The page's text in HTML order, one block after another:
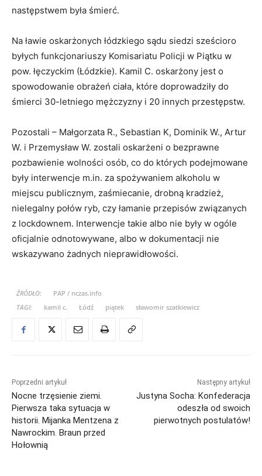
następstwem była śmierć.
Na ławie oskarżonych łódzkiego sądu siedzi sześcioro
byłych funkcjonariuszy Komisariatu Policji w Piątku w
pow. łęczyckim (Łódzkie). Kamil C. oskarżony jest o
spowodowanie obrażeń ciała, które doprowadziły do
śmierci 30-letniego mężczyzny i 20 innych przestępstw.
Pozostali – Małgorzata R., Sebastian K, Dominik W., Artur
W. i Przemysław W. zostali oskarżeni o bezprawne
pozbawienie wolności osób, co do których podejmowane
były interwencje m.in. za spożywaniem alkoholu w
miejscu publicznym, zaśmiecanie, drobną kradzież,
nielegalny połów ryb, czy łamanie przepisów związanych
z lockdownem. Interwencje takie albo nie były w ogóle
oficjalnie odnotowywane, albo w dokumentacji nie
wskazywano żadnych nieprawidłowości.
ŹRÓDŁO:
PAP / nczas.info
TAGI:
kamil c. Łódź piątek sławomir szatkiewicz
Poprzedni artykuł
Nocne trzęsienie ziemi.
Pierwsza taka sytuacja w
historii. Mijanka Mentzena z
Nawrockim. Braun przed
Hołownią
Następny artykuł
Justyna Socha: Konfederacja
odeszła od swoich
pierwotnych postulatów!